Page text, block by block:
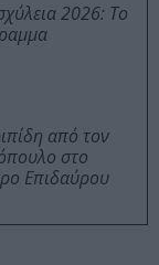
2026: Το
από τον
στο
Επιδαύρου